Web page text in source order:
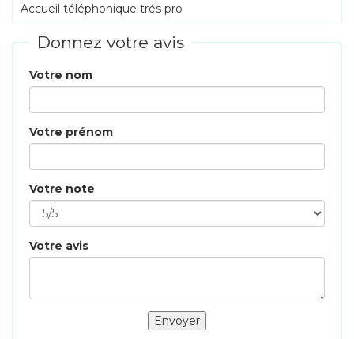
Accueil téléphonique trés pro
Donnez votre avis
Votre nom
Votre prénom
Votre note
Votre avis